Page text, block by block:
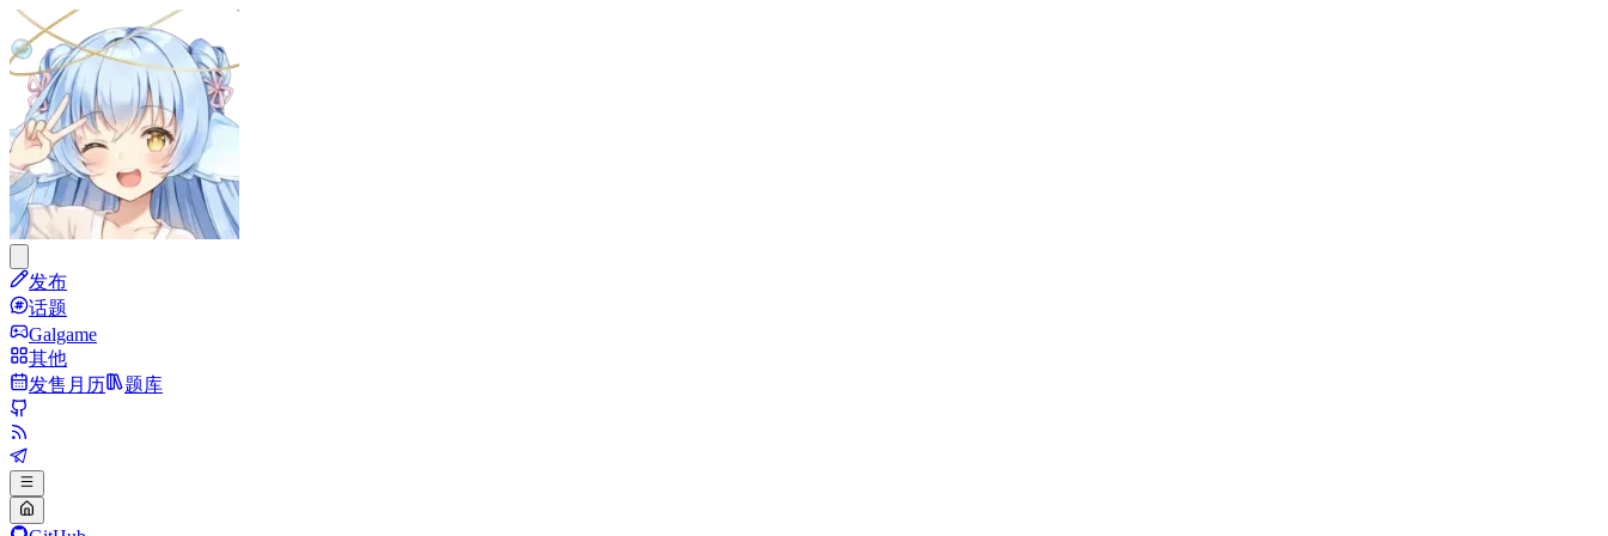
发布
话题
Galgame
其他
发售月历
题库